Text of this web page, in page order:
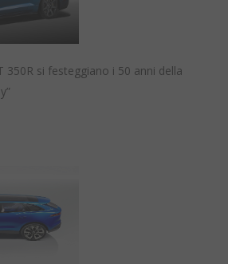
350R si festeggiano i 50 anni della